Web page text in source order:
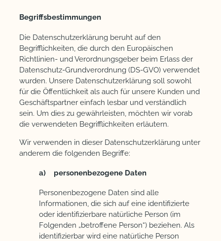
Begriffsbestimmungen
Die Datenschutzerklärung beruht auf den
Begrifflichkeiten, die durch den Europäischen
Richtlinien- und Verordnungsgeber beim Erlass der
Datenschutz-Grundverordnung (DS-GVO) verwendet
wurden. Unsere Datenschutzerklärung soll sowohl
für die Öffentlichkeit als auch für unsere Kunden und
Geschäftspartner einfach lesbar und verständlich
sein. Um dies zu gewährleisten, möchten wir vorab
die verwendeten Begrifflichkeiten erläutern.
Wir verwenden in dieser Datenschutzerklärung unter
anderem die folgenden Begriffe:
a) personenbezogene Daten
Personenbezogene Daten sind alle
Informationen, die sich auf eine identifizierte
oder identifizierbare natürliche Person (im
Folgenden „betroffene Person“) beziehen. Als
identifizierbar wird eine natürliche Person